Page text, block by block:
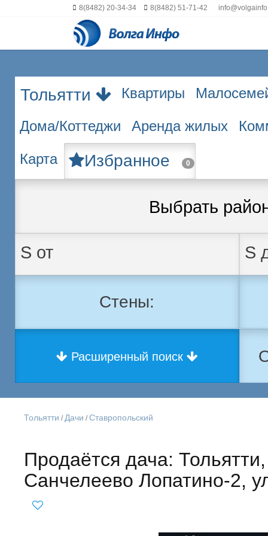
8(8482) 20-34-34 8(8482) 51-71-42
Тольятти Квартиры
Дома/Коттеджи Аренда жилых
Карта Избранное 0
Выбрать
Стены:
Расширенный поиск
Тольятти / Дачи /Ставропольский
Продаётся дача:
Санчелеево Лопатино-2,